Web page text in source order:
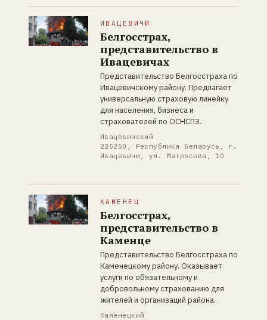
ИВАЦЕВИЧИ
Белгосстрах,
представительство в
Ивацевичах
Представительство Белгосстраха по
Ивацевичскому району. Предлагает
универсальную страховую линейку
для населения, бизнеса и
страхователей по ОСНСПЗ.
Ивацевичский
225250, Республика Беларусь, г.
Ивацевичи, ул. Матросова, 10
КАМЕНЕЦ
Белгосстрах,
представительство в
Каменце
Представительство Белгосстраха по
Каменецкому району. Оказывает
услуги по обязательному и
добровольному страхованию для
жителей и организаций района.
Каменецкий